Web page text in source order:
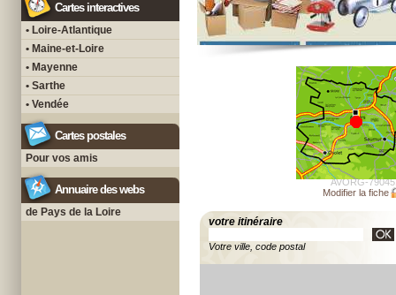
Cartes interactives
• Loire-Atlantique
• Maine-et-Loire
• Mayenne
• Sarthe
• Vendée
Cartes postales
Pour vos amis
Annuaire des webs
de Pays de la Loire
AVORG-
Modifier la fiche
votre itinéraire
Votre ville, code postal